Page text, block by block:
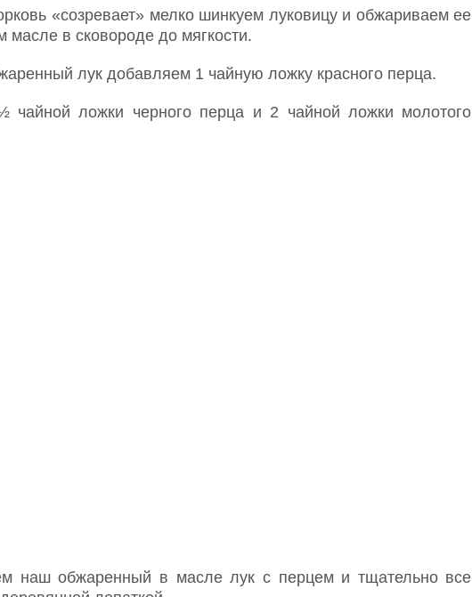
«созревает» мелко шинкуем луковицу и обжариваем ее
масле в сковороде до мягкости.
лук добавляем 1 чайную ложку красного перца.
чайной ложки черного перца и 2 чайной ложки молотого
наш обжаренный в масле лук с перцем и тщательно все